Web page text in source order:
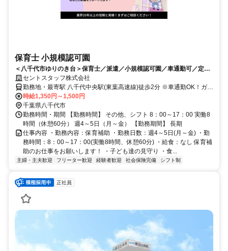
保育士 小規模認可園
＜八千代市ゆりのき台＞保育士／派遣／小規模認可園／車通勤可／定員
20名／保育補助
セントスタッフ株式会社
勤務地・最寄駅 八千代中央駅(東葉高速線)徒歩2分 ※車通勤OK！ガソ
リン代支給あります
時給1,350円～1,500円
千葉県八千代市
勤務時間・期間 【勤務時間】 その他、シフト 8：00～17：00 実働8
時間（休憩60分） 週4～5日（月～金） 【勤務期間】 長期
仕事内容 ・勤務内容：保育補助 ・勤務日数：週4～5日(月～金) ・勤
務時間：8：00～17：00(実働8時間、休憩60分) ・給食：なし 保育補
助のお仕事をお願いします！ ・子ども達の見守り ・食...
主婦・主夫歓迎 フリーター歓迎 経験者歓迎 社会保険完備 シフト制
正社員